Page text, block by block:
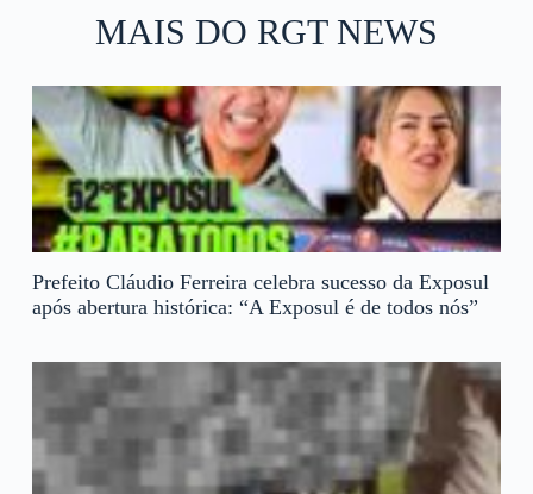
MAIS DO RGT NEWS
Prefeito Cláudio Ferreira celebra sucesso da Exposul
após abertura histórica: “A Exposul é de todos nós”